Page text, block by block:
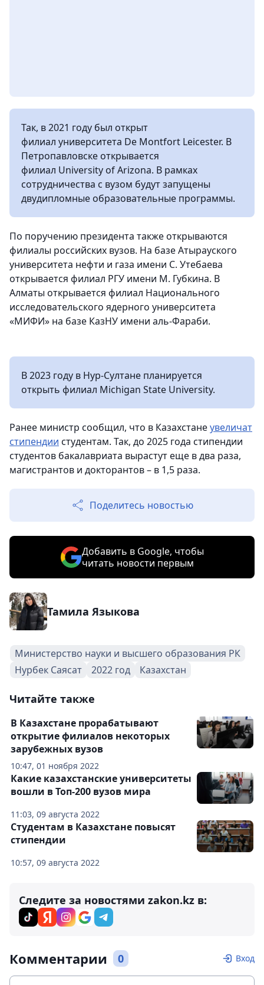
Так, в 2021 году был открыт
филиал университета De Montfort Leicester. В
Петропавловске открывается
филиал University of Arizona. В рамках
сотрудничества с вузом будут запущены
двудипломные образовательные программы.
По поручению президента также открываются
филиалы российских вузов. На базе Атырауского
университета нефти и газа имени С. Утебаева
открывается филиал РГУ имени М. Губкина. В
Алматы открывается филиал Национального
исследовательского ядерного университета
«МИФИ» на базе КазНУ имени аль-Фараби.
В 2023 году в Нур-Султане планируется
открыть филиал Michigan State University.
Ранее министр сообщил, что в Казахстанеувеличат
стипендии студентам. Так, до 2025 года стипендии
студентов бакалавриата вырастут еще в два раза,
магистрантов и докторантов – в 1,5 раза.
Поделитесь новостью
Добавить в Google, чтобы
читать новости первым
Тамила Языкова
Министерство науки и высшего образования РК
Нурбек Саясат
2022 год Казахстан
Читайте также
10:47, 01 ноября 2022
В Казахстане прорабатывают
открытие филиалов некоторых
зарубежных вузов
11:03, 09 августа 2022
Какие казахстанские университеты
вошли в Топ-200 вузов мира
10:57, 09 августа 2022
Студентам в Казахстане повысят
стипендии
Следите за новостями zakon.kz в:
Комментарии 0 Вход